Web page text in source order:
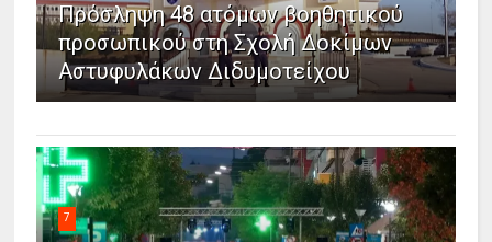
Πρόσληψη 48 ατόμων βοηθητικού
προσωπικού στη Σχολή Δοκίμων
Αστυφυλάκων Διδυμοτείχου
7